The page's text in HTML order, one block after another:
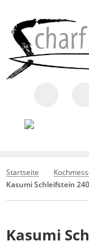
Startseite
Kasumi